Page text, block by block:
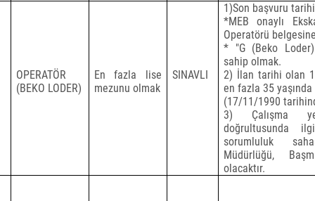
OPERATÖR
(BEKO LODER)
En fazla lise
mezunu olmak
SINAVLI
1)Son başvuru
*MEB onaylı
Operatörü
* "G (Beko
sahip olmak.
2) İlan tarihi olan
en fazla 35
(17/11/1990
3) Çalışma
doğrultusunda
sorumluluk
Müdürlüğü,
olacaktır.